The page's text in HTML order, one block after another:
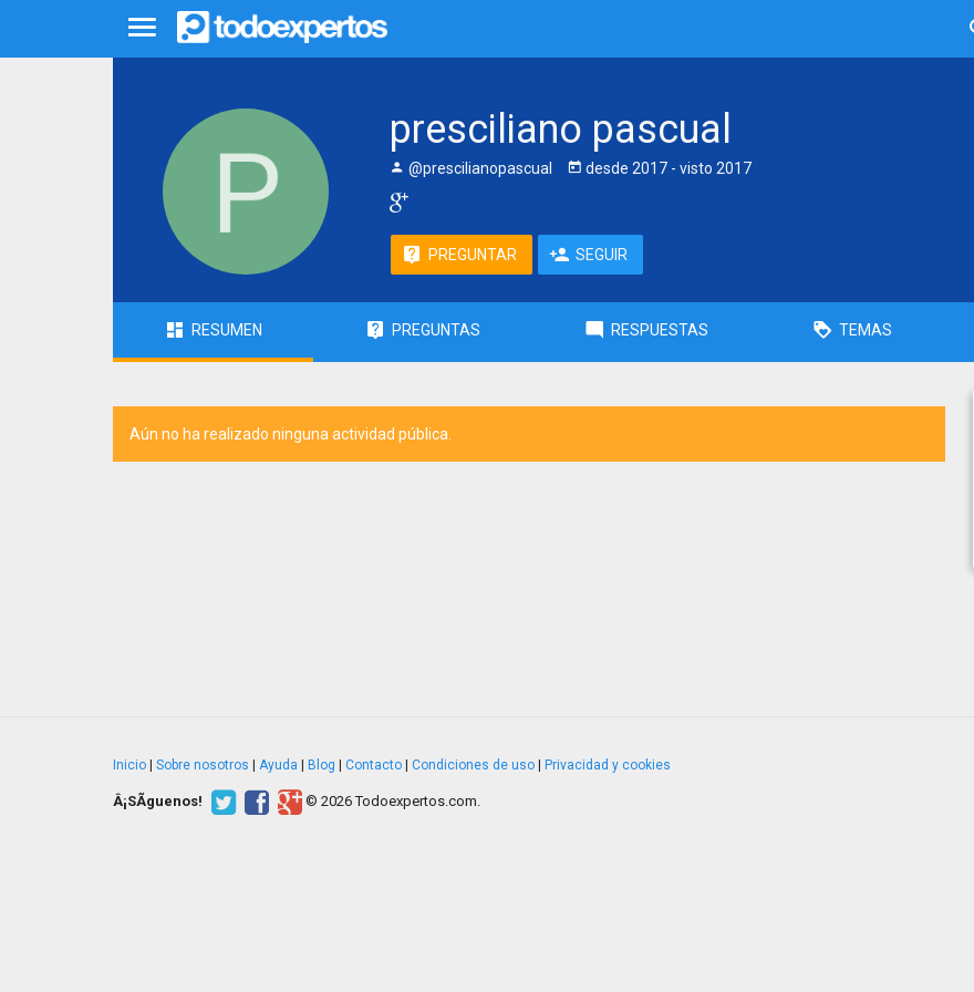
presciliano pascual
@prescilianopascual desde 2017 - visto 2017
PREGUNTAR SEGUIR
RESUMEN PREGUNTAS RESPUESTAS TEMAS
Aún no ha realizado ninguna actividad pública.
Inicio Sobre nosotros Ayuda Blog Contacto Condiciones de uso Privacidad y cookies
Â¡SÃ­guenos! © 2026 Todoexpertos.com.